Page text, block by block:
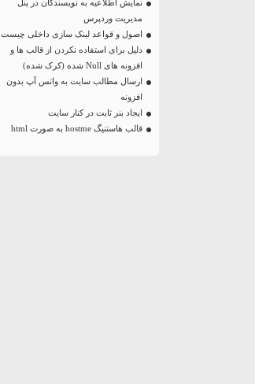
نمایش اطلاعیه به نویسندگان در پنل
مدیریت وردپرس
اصول و قواعد لینک سازی داخلی چیست
دلیل برای استفاده نکردن از قالب ها و
افزونه های Null شده (کرک شده)
ارسال مطالب سایت به واتس آپ بدون
افزونه
ایجاد بنر ثابت در کنار سایت
قالب هاستنیگ hostme به صورت html